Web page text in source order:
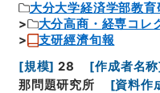
大分大学経済学部教育
大分高商・経専コレ
支研經濟旬報
[規模] 28 [作成者名称
那問題研究所
[資料作